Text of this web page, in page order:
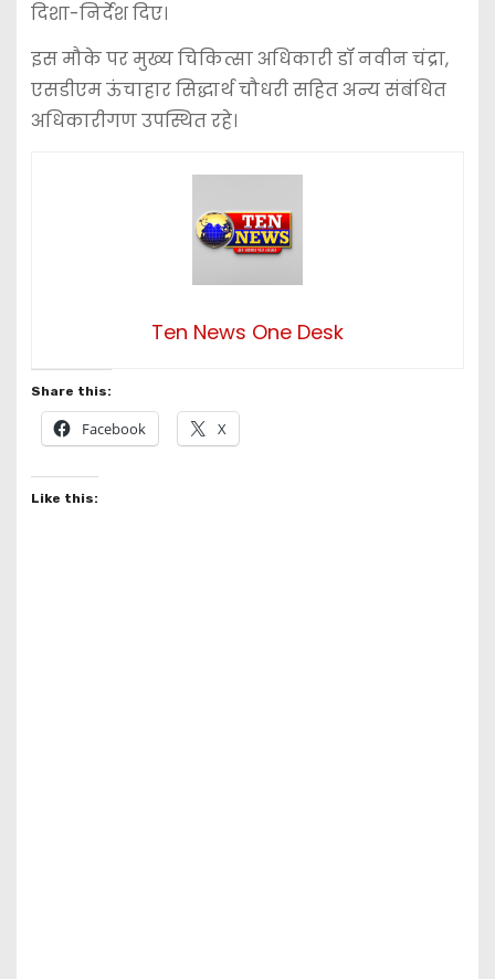
दिशा-निर्देश दिए।
इस मौके पर मुख्य चिकित्सा अधिकारी डॉ नवीन चंद्रा,
एसडीएम ऊंचाहार सिद्धार्थ चौधरी सहित अन्य संबंधित
अधिकारीगण उपस्थित रहे।
Ten News One Desk
Share this:
Facebook X
Like this: